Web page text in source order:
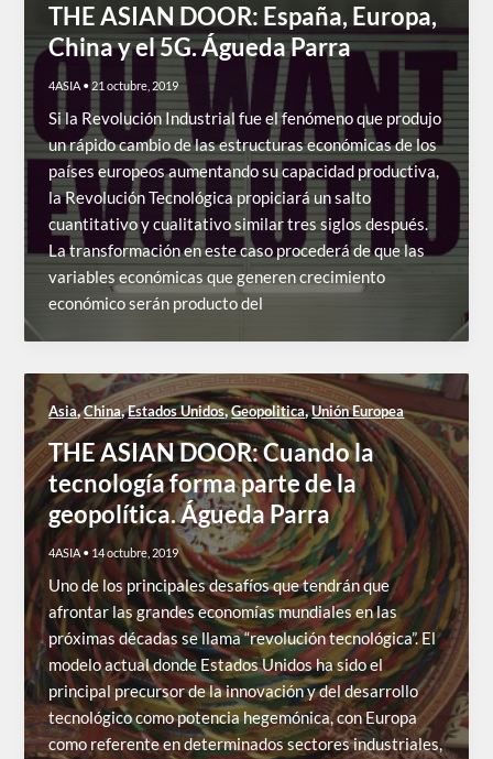
THE ASIAN DOOR: España, Europa,
China y el 5G. Águeda Parra
4ASIA • 21 octubre, 2019
Si la Revolución Industrial fue el fenómeno que produjo
un rápido cambio de las estructuras económicas de los
países europeos aumentando su capacidad productiva,
la Revolución Tecnológica propiciará un salto
cuantitativo y cualitativo similar tres siglos después.
La transformación en este caso procederá de que las
variables económicas que generen crecimiento
económico serán producto del
Asia,China,Estados Unidos,Geopolitica,Unión Europea
THE ASIAN DOOR: Cuando la
tecnología forma parte de la
geopolítica. Águeda Parra
4ASIA• 14 octubre, 2019
Uno de los principales desafíos que tendrán que
afrontar las grandes economías mundiales en las
próximas décadas se llama “revolución tecnológica”. El
modelo actual donde Estados Unidos ha sido el
principal precursor de la innovación y del desarrollo
tecnológico como potencia hegemónica, con Europa
como referente en determinados sectores industriales,